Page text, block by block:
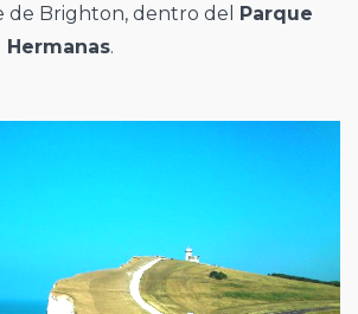
de Brighton, dentro del Parque
Hermanas.